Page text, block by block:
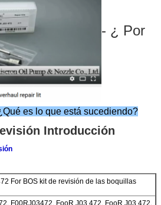
- ¿ Por
es lo que está sucediendo?
Introducción
For BOS kit de revisión de las boquillas
F00RJ03472, FooR J03 472, FooR J03 472,